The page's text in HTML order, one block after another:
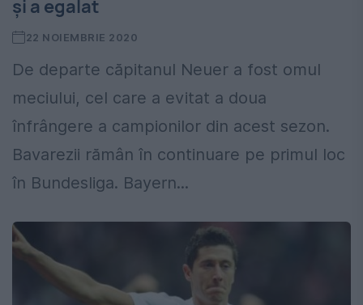
şi a egalat
22 NOIEMBRIE 2020
De departe căpitanul Neuer a fost omul
meciului, cel care a evitat a doua
înfrângere a campionilor din acest sezon.
Bavarezii rămân în continuare pe primul loc
în Bundesliga. Bayern...